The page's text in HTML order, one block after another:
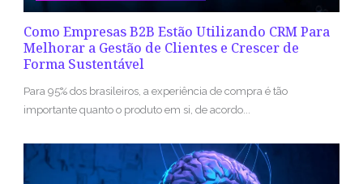
Como Empresas B2B Estão Utilizando CRM Para
Melhorar a Gestão de Clientes e Crescer de
Forma Sustentável
Para 95% dos brasileiros, a experiência de compra é tão
importante quanto o produto em si, de acordo...